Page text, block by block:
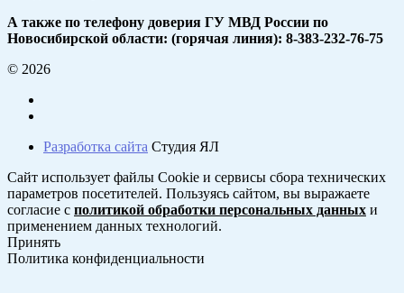
А также по телефону доверия ГУ МВД России по
Новосибирской области: (горячая линия): 8-383-232-76-75
© 2026
Разработка сайта Студия ЯЛ
Сайт использует файлы Cookie и сервисы сбора технических
параметров посетителей. Пользуясь сайтом, вы выражаете
согласие с политикой обработки персональных данных и
применением данных технологий.
Принять
Политика конфиденциальности